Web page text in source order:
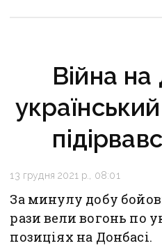
Війна на
13 грудня 2021 р., 08:01
За минулу добу
рази вели вогонь по
позиціях на Донбасі.